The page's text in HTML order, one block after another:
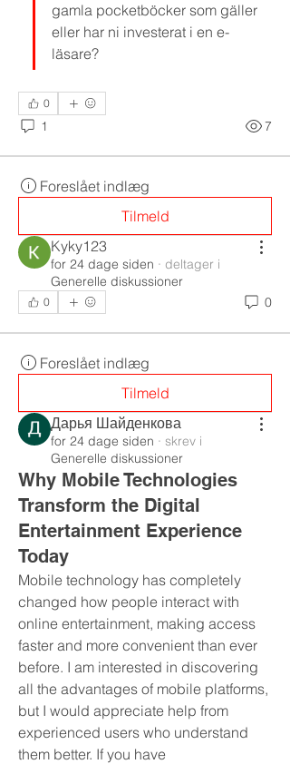
gamla pocketböcker som gäller
eller har ni investerat i en e-
läsare?
0
1 7
Foreslået indlæg
Tilmeld
Kyky123
for 24 dage siden · deltager i
Generelle diskussioner
0 0
Foreslået indlæg
Tilmeld
Дарья Шайденкова
for 24 dage siden · skrev i
Generelle diskussioner
Why Mobile Technologies
Transform the Digital
Entertainment Experience
Today
Mobile technology has completely
changed how people interact with
online entertainment, making access
faster and more convenient than ever
before. I am interested in discovering
all the advantages of mobile platforms,
but I would appreciate help from
experienced users who understand
them better. If you have